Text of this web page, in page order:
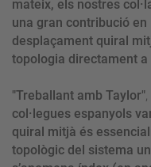
mateix, els nostres
una gran contribució
desplaçament quiral
topologia directament
"Treballant amb Taylor"
col·legues espanyols
quiral mitjà és
topològic del sistema